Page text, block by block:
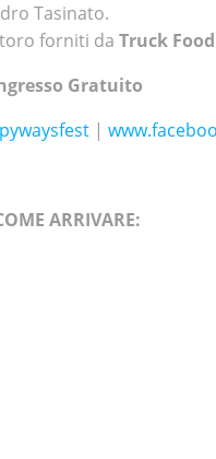
Tasinato.
forniti da Truck Food
Gratuito
|
ARRIVARE: